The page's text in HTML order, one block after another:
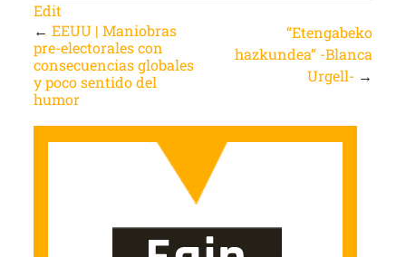
Edit
← EEUU | Maniobras
pre-electorales con
consecuencias globales
y poco sentido del
humor
“Etengabeko
hazkundea” -Blanca
Urgell- →